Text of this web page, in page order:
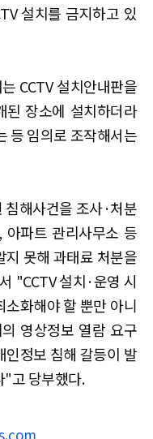
설치를 금지하고 있
CCTV 설치안내판을
된 장소에 설치하더라
등 임의로 조작해서는
침해사건을 조사·처분
아파트 관리사무소 등
지 못해 과태료 처분을
"CCTV 설치·운영 시
화해야 할 뿐만 아니
영상정보 열람 요구
인정보 침해 갈등이 발
"고 당부했다.